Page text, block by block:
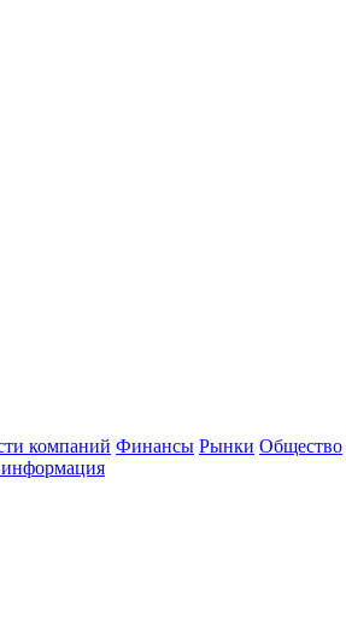
компаний Финансы Рынки Общество